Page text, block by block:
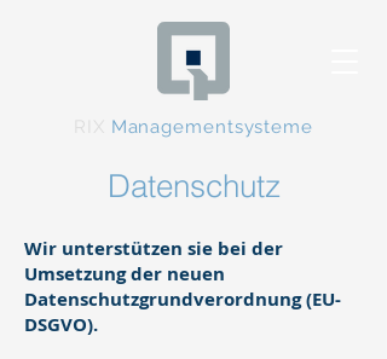
RIX Managementsysteme
Datenschutz
Wir unterstützen sie bei der
Umsetzung der neuen
Datenschutzgrundverordnung (EU-
DSGVO).